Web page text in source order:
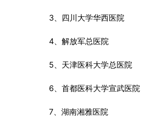
3、四川大学华西医院
4、解放军总医院
5、天津医科大学总医院
6、首都医科大学宣武医院
7、湖南湘雅医院